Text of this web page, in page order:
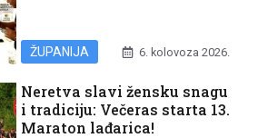
ŽUPANIJA 6. kolovoza 2026.
Neretva slavi žensku snagu
i tradiciju: Večeras starta 13.
Maraton lađarica!